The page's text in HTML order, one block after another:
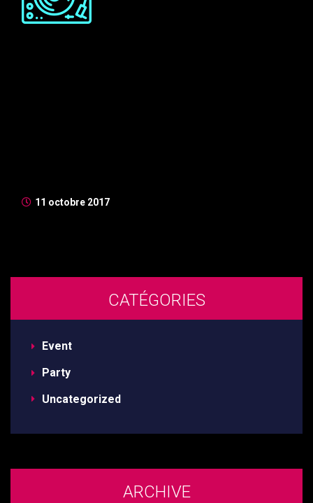
11 octobre 2017
CATÉGORIES
Event
Party
Uncategorized
ARCHIVE